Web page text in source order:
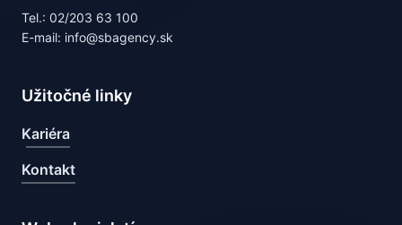
Tel.: 02/203 63 100
E-mail: info@sbagency.sk
Užitočné linky
Kariéra
Kontakt